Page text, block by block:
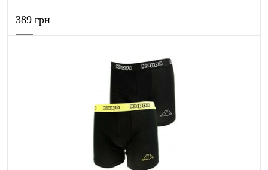
389 грн
В корзину
К сравнению
В наличии